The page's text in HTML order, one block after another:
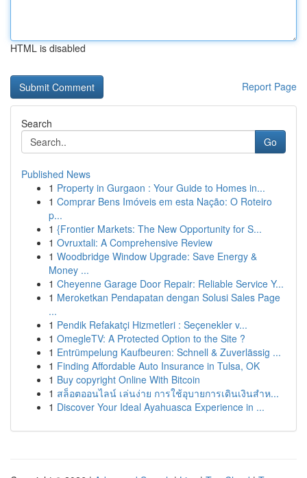
HTML is disabled
Report Page
Search
Go
Published News
1 Property in Gurgaon : Your Guide to Homes in...
1 Comprar Bens Imóveis em esta Nação: O Roteiro
p...
1 {Frontier Markets: The New Opportunity for S...
1 Ovruxtali: A Comprehensive Review
1 Woodbridge Window Upgrade: Save Energy &
Money ...
1 Cheyenne Garage Door Repair: Reliable Service Y...
1 Meroketkan Pendapatan dengan Solusi Sales Page
...
1 Pendik Refakatçi Hizmetleri : Seçenekler v...
1 OmegleTV: A Protected Option to the Site ?
1 Entrümpelung Kaufbeuren: Schnell & Zuverlässig ...
1 Finding Affordable Auto Insurance in Tulsa, OK
1 Buy copyright Online With Bitcoin
1 สล็อตออนไลน์ เล่นง่าย การใช้อุบายการเดินเงินสำห...
1 Discover Your Ideal Ayahuasca Experience in ...